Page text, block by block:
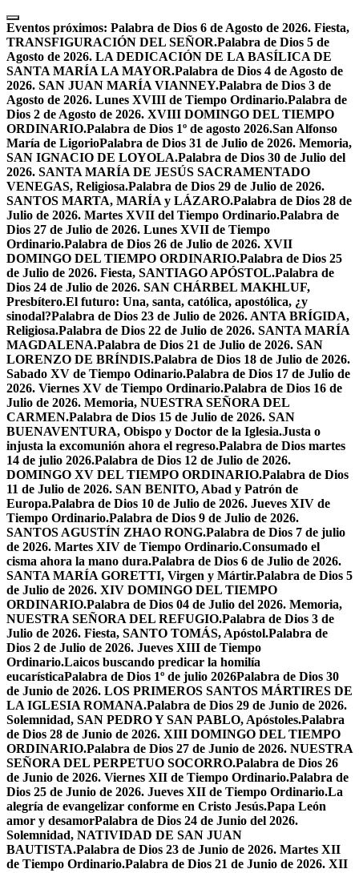
Skip
to
content
Eventos próximos: Palabra de Dios 6 de Agosto de 2026. Fiesta,
TRANSFIGURACIÓN DEL SEÑOR.Palabra de Dios 5 de
Agosto de 2026. LA DEDICACIÓN DE LA BASÍLICA DE
SANTA MARÍA LA MAYOR.Palabra de Dios 4 de Agosto de
2026. SAN JUAN MARÍA VIANNEY.Palabra de Dios 3 de
Agosto de 2026. Lunes XVIII de Tiempo Ordinario.Palabra de
Dios 2 de Agosto de 2026. XVIII DOMINGO DEL TIEMPO
ORDINARIO.Palabra de Dios 1º de agosto 2026.San Alfonso
María de LigorioPalabra de Dios 31 de Julio de 2026. Memoria,
SAN IGNACIO DE LOYOLA.Palabra de Dios 30 de Julio del
2026. SANTA MARÍA DE JESÚS SACRAMENTADO
VENEGAS, Religiosa.Palabra de Dios 29 de Julio de 2026.
SANTOS MARTA, MARÍA y LÁZARO.Palabra de Dios 28 de
Julio de 2026. Martes XVII del Tiempo Ordinario.Palabra de
Dios 27 de Julio de 2026. Lunes XVII de Tiempo
Ordinario.Palabra de Dios 26 de Julio de 2026. XVII
DOMINGO DEL TIEMPO ORDINARIO.Palabra de Dios 25
de Julio de 2026. Fiesta, SANTIAGO APÓSTOL.Palabra de
Dios 24 de Julio de 2026. SAN CHÁRBEL MAKHLUF,
Presbítero.El futuro: Una, santa, católica, apostólica, ¿y
sinodal?Palabra de Dios 23 de Julio de 2026. ANTA BRÍGIDA,
Religiosa.Palabra de Dios 22 de Julio de 2026. SANTA MARÍA
MAGDALENA.Palabra de Dios 21 de Julio de 2026. SAN
LORENZO DE BRÍNDIS.Palabra de Dios 18 de Julio de 2026.
Sabado XV de Tiempo Odinario.Palabra de Dios 17 de Julio de
2026. Viernes XV de Tiempo Ordinario.Palabra de Dios 16 de
Julio de 2026. Memoria, NUESTRA SEÑORA DEL
CARMEN.Palabra de Dios 15 de Julio de 2026. SAN
BUENAVENTURA, Obispo y Doctor de la Iglesia.Justa o
injusta la excomunión ahora el regreso.Palabra de Dios martes
14 de julio 2026.Palabra de Dios 12 de Julio de 2026.
DOMINGO XV DEL TIEMPO ORDINARIO.Palabra de Dios
11 de Julio de 2026. SAN BENITO, Abad y Patrón de
Europa.Palabra de Dios 10 de Julio de 2026. Jueves XIV de
Tiempo Ordinario.Palabra de Dios 9 de Julio de 2026.
SANTOS AGUSTÍN ZHAO RONG.Palabra de Dios 7 de julio
de 2026. Martes XIV de Tiempo Ordinario.Consumado el
cisma ahora la mano dura.Palabra de Dios 6 de Julio de 2026.
SANTA MARÍA GORETTI, Virgen y Mártir.Palabra de Dios 5
de Julio de 2026. XIV DOMINGO DEL TIEMPO
ORDINARIO.Palabra de Dios 04 de Julio del 2026. Memoria,
NUESTRA SEÑORA DEL REFUGIO.Palabra de Dios 3 de
Julio de 2026. Fiesta, SANTO TOMÁS, Apóstol.Palabra de
Dios 2 de Julio de 2026. Jueves XIII de Tiempo
Ordinario.Laicos buscando predicar la homilía
eucarísticaPalabra de Dios 1º de julio 2026Palabra de Dios 30
de Junio de 2026. LOS PRIMEROS SANTOS MÁRTIRES DE
LA IGLESIA ROMANA.Palabra de Dios 29 de Junio de 2026.
Solemnidad, SAN PEDRO Y SAN PABLO, Apóstoles.Palabra
de Dios 28 de Junio de 2026. XIII DOMINGO DEL TIEMPO
ORDINARIO.Palabra de Dios 27 de Junio de 2026. NUESTRA
SEÑORA DEL PERPETUO SOCORRO.Palabra de Dios 26
de Junio de 2026. Viernes XII de Tiempo Ordinario.Palabra de
Dios 25 de Junio de 2026. Jueves XII de Tiempo Ordinario.La
alegría de evangelizar conforme en Cristo Jesús.Papa León
amor y desamorPalabra de Dios 24 de Junio del 2026.
Solemnidad, NATIVIDAD DE SAN JUAN
BAUTISTA.Palabra de Dios 23 de Junio de 2026. Martes XII
de Tiempo Ordinario.Palabra de Dios 21 de Junio de 2026. XII